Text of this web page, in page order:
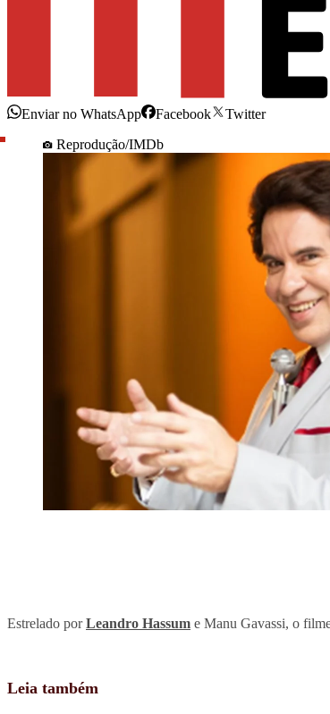
Enviar no WhatsApp Facebook
Twitter
Reprodução/IMDb
Estrelado porLeandro Hassum e Manu Gavassi, o
Leia também